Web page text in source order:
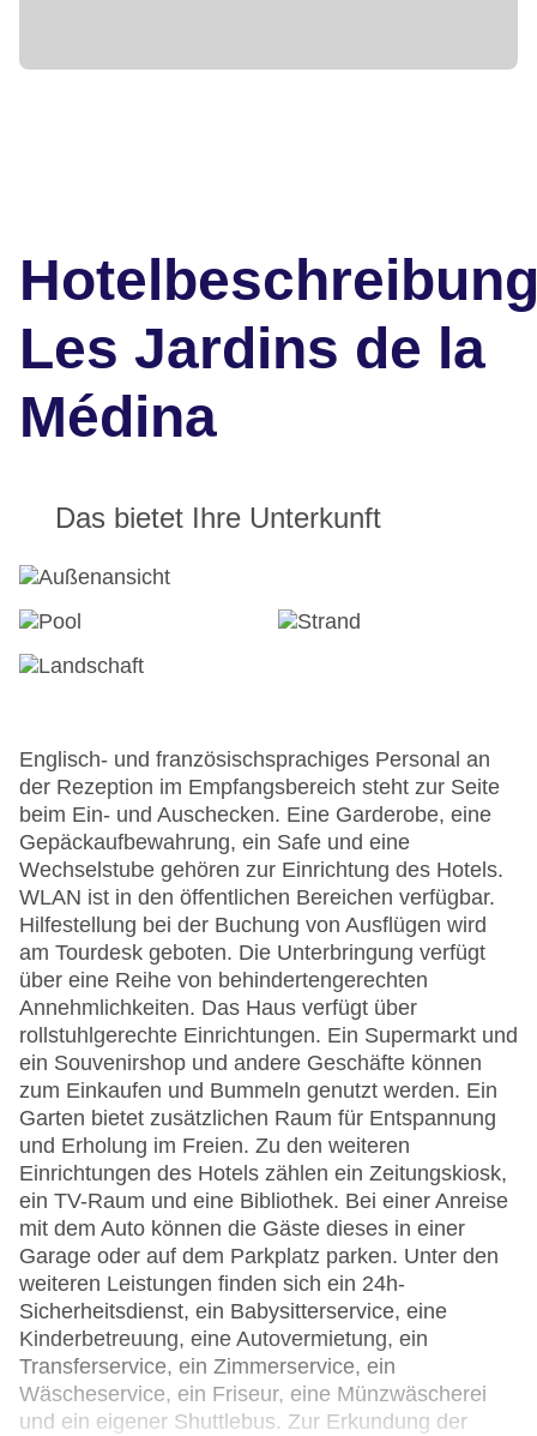
Les Jardins de la
Médina
Das bietet Ihre Unterkunft
Englisch- und französischsprachiges Personal an
der Rezeption im Empfangsbereich steht zur Seite
beim Ein- und Auschecken. Eine Garderobe, eine
Gepäckaufbewahrung, ein Safe und eine
Wechselstube gehören zur Einrichtung des Hotels.
WLAN ist in den öffentlichen Bereichen verfügbar.
Hilfestellung bei der Buchung von Ausflügen wird
am Tourdesk geboten. Die Unterbringung verfügt
über eine Reihe von behindertengerechten
Annehmlichkeiten. Das Haus verfügt über
rollstuhlgerechte Einrichtungen. Ein Supermarkt und
ein Souvenirshop und andere Geschäfte können
zum Einkaufen und Bummeln genutzt werden. Ein
Garten bietet zusätzlichen Raum für Entspannung
und Erholung im Freien. Zu den weiteren
Einrichtungen des Hotels zählen ein Zeitungskiosk,
ein TV-Raum und eine Bibliothek. Bei einer Anreise
mit dem Auto können die Gäste dieses in einer
Garage oder auf dem Parkplatz parken. Unter den
weiteren Leistungen finden sich ein 24h-
Sicherheitsdienst, ein Babysitterservice, eine
Kinderbetreuung, eine Autovermietung, ein
Transferservice, ein Zimmerservice, ein
Wäscheservice, ein Friseur, eine Münzwäscherei
und ein eigener Shuttlebus. Zur Erkundung der